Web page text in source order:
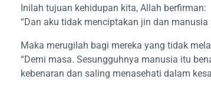
Inilah tujuan kehidupan kita, Allah berfirman:
“Dan aku tidak menciptakan jin dan
Maka merugilah bagi mereka yang tidak
“Demi masa. Sesungguhnya manusia itu
kebenaran dan saling menasehati dalam